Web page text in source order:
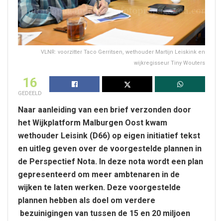
VLNR: voorzitter Taco Gerritsen, wethouder Martijn Leiskink en
wijkregisseur Tiny Wouters
16
GEDEELD
Naar aanleiding van een brief verzonden door
het Wijkplatform Malburgen Oost kwam
wethouder Leisink (D66) op eigen initiatief tekst
en uitleg geven over de voorgestelde plannen in
de Perspectief Nota. In deze nota wordt een plan
gepresenteerd om meer ambtenaren in de
wijken te laten werken. Deze voorgestelde
plannen hebben als doel om verdere
bezuinigingen van tussen de 15 en 20 miljoen